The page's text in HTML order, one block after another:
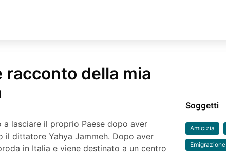
della mia
lasciare il proprio Paese dopo aver
dittatore Yahya Jammeh. Dopo aver
in Italia e viene destinato a un centro
Soggetti
Amicizia
Emigrazione